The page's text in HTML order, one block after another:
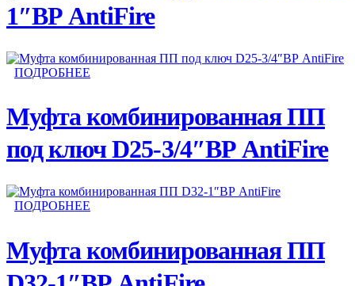
1″ВР AntiFire
ПОДРОБНЕЕ
Муфта комбинированная ПП
под ключ D25-3/4″ВР AntiFire
ПОДРОБНЕЕ
Муфта комбинированная ПП